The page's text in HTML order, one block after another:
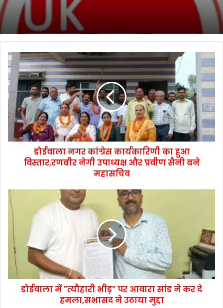
डोईवाला नगर कांग्रेस कार्यकारिणी का हुआ
विस्तार,रणबीर नेगी उपाध्यक्ष और प्रवीण सैनी बने
महासचिव
डोईवाला में "त्यौहारी भीड़" पर आवारा सांड ने कर दे
हमला,सभासद ने उठाया मुद्दा